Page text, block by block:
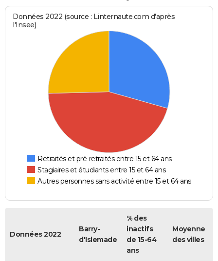
Données 2022 (source : Linternaute.com d'après
l'Insee)
Retraités et pré-retraités entre 15 et 64 ans
Stagiaires et étudiants entre 15 et 64 ans
Autres personnes sans activité entre 15 et 64 ans
Données 2022
Barry-
d'Islemade
% des
inactifs
de 15-64
ans
Moyenne
des villes